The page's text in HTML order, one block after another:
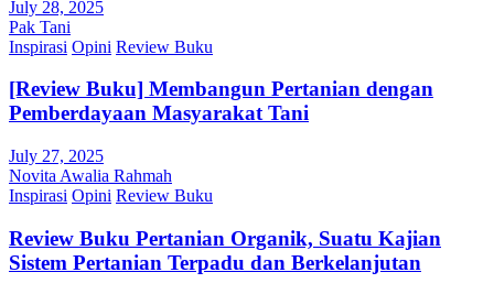
July 28, 2025
Pak Tani
Inspirasi Opini Review Buku
[Review Buku] Membangun Pertanian dengan
Pemberdayaan Masyarakat Tani
July 27, 2025
Novita Awalia Rahmah
Inspirasi Opini Review Buku
Review Buku Pertanian Organik, Suatu Kajian
Sistem Pertanian Terpadu dan Berkelanjutan